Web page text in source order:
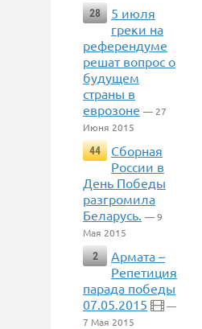
28
5 июля
греки на
референдуме
решат вопрос о
будущем
страны в
еврозоне — 27
Июня 2015
44
Сборная
России в
День Победы
разгромила
Беларусь. — 9
Мая 2015
2
Армата –
Репетиция
парада победы
07.05.2015
—
7 Мая 2015